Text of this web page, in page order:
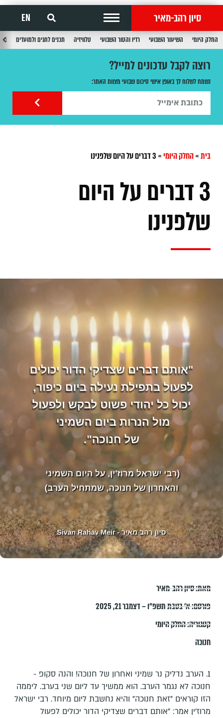
סיון רהב-מאיר EN
החלק היומי השיעור השבועי רדיו והטור השבועי טלוויזיה תכנים לחגים ולמועדים
רוצה לקבל עדכונים למייל?
נשמח לשלוח לך באופן אישי סיכום שבועי מצוות האתר:
בית»החלק היומי»3 דברים על היום שלפנינו
3 דברים על היום
שלפנינו
מאת:סיון רהב-מאיר
פורסם:א׳ בטבת תשפ״ו – דצמבר 21, 2025
קטגוריה:החלק היומי
חנוכה
1. הערב נדליק נר שמיני ואחרון של חנוכה! והנה סקופ -
חנוכה לא נגמר הערב. הוא ממשיך עד ליום שני בערב. ליממה
הזו קוראים "זאת חנוכה" והיא נחשבת ליום מיוחד. רבי ישראל
מרוז'ין אמר: "אותם דברים שצדיקי הדור יכולים לפעול